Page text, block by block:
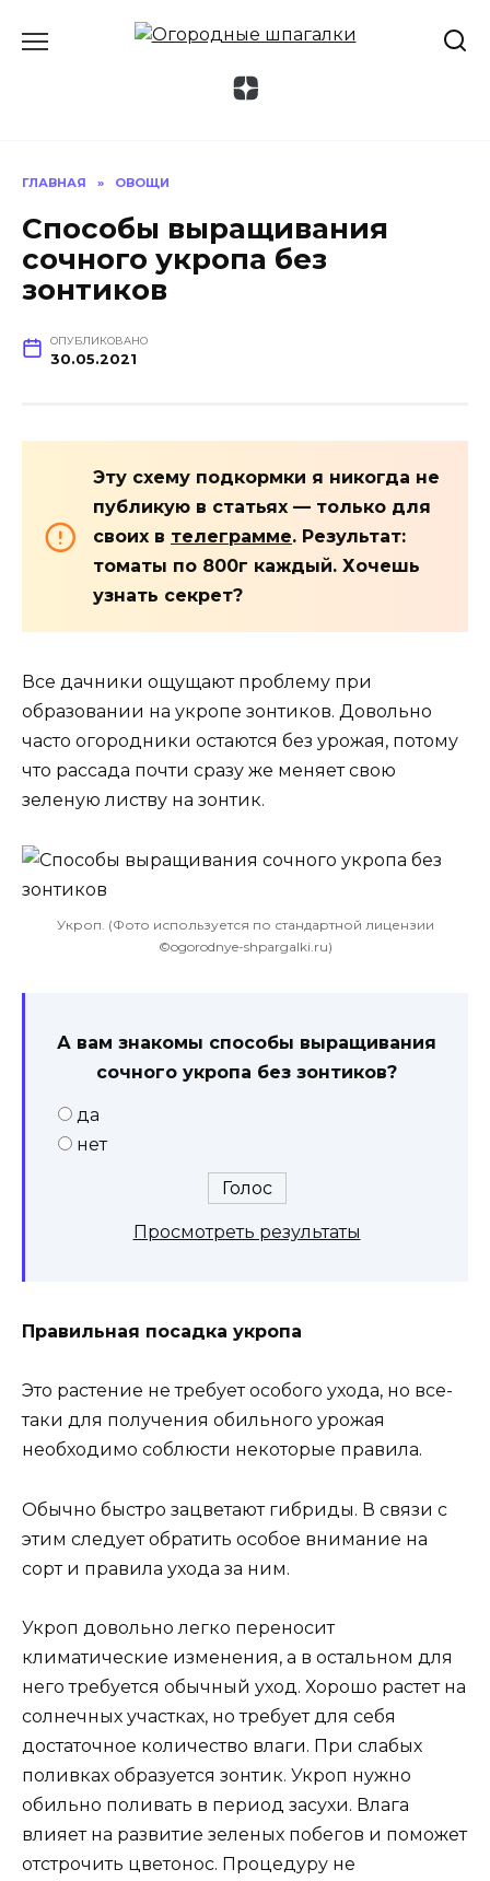
ГЛАВНАЯ » ОВОЩИ
Способы выращивания
сочного укропа без
зонтиков
ОПУБЛИКОВАНО
30.05.2021
Эту схему подкормки я никогда не
публикую в статьях — только для
своих в телеграмме. Результат:
томаты по 800г каждый. Хочешь
узнать секрет?
Все дачники ощущают проблему при
образовании на укропе зонтиков. Довольно
часто огородники остаются без урожая, потому
что рассада почти сразу же меняет свою
зеленую листву на зонтик.
Укроп. (Фото используется по стандартной лицензии
©ogorodnye-shpargalki.ru)
А вам знакомы способы выращивания
сочного укропа без зонтиков?
да
нет
Просмотреть результаты
Правильная посадка укропа
Это растение не требует особого ухода, но все-
таки для получения обильного урожая
необходимо соблюсти некоторые правила.
Обычно быстро зацветают гибриды. В связи с
этим следует обратить особое внимание на
сорт и правила ухода за ним.
Укроп довольно легко переносит
климатические изменения, а в остальном для
него требуется обычный уход. Хорошо растет на
солнечных участках, но требует для себя
достаточное количество влаги. При слабых
поливках образуется зонтик. Укроп нужно
обильно поливать в период засухи. Влага
влияет на развитие зеленых побегов и поможет
отстрочить цветонос. Процедуру не